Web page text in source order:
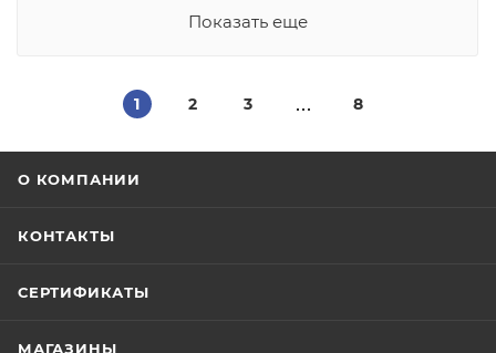
Показать еще
1 2 3 8
О КОМПАНИИ
КОНТАКТЫ
СЕРТИФИКАТЫ
МАГАЗИНЫ